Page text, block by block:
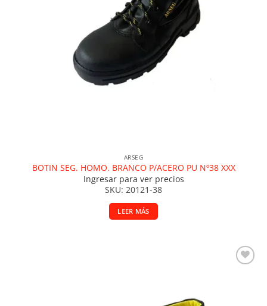
ARSEG
BOTIN SEG. HOMO. BRANCO P/ACERO PU Nº38 XXX
Ingresar para ver precios
SKU: 20121-38
LEER MÁS